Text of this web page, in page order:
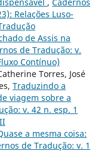
, Cadernos
Relações Luso-
de Assis na
de Tradução: v.
Contínuo)
Torres, José
Traduzindo a
viagem sobre a
v. 42 n. esp. 1
a mesma coisa:
de Tradução: v. 1